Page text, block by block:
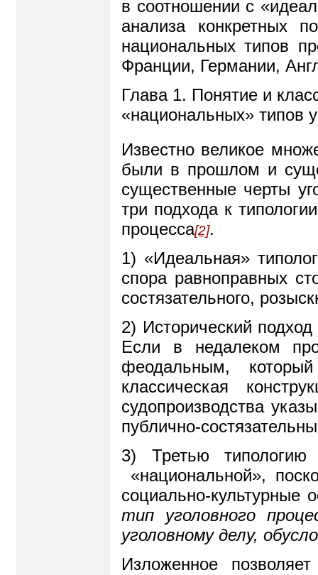
в соотношении с
анализа конкретных
национальных типов
Франции, Германии,
Глава 1. Понятие и
«национальных» типов
Известно великое
были в прошлом и
существенные черты
три подхода к
процесса[2].
1) «Идеальная»
спора равноправных
состязательного,
2) Исторический
Если в недалеком
феодальным, который
классическая
судопроизводства
публично-
3) Третью типологию
«национальной»,
социально-культурные
тип уголовного
уголовному делу,
Изложенное